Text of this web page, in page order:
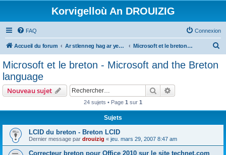
Korvigelloù An DROUIZIG
FAQ Connexion
Accueil du forum Ar stlenneg hag ar yezhoù bihan er bed a-bezh Microsoft et le breton - Microsoft and the Breton language
Microsoft et le breton - Microsoft and the Breton
language
Nouveau sujet Rechercher
24 sujets • Page 1 sur 1
Sujets
LCID du breton - Breton LCID
Dernier message par drouizig « jeu. mars 29, 2007 8:47 am
Correcteur breton pour Office 2010 sur le site technet.com